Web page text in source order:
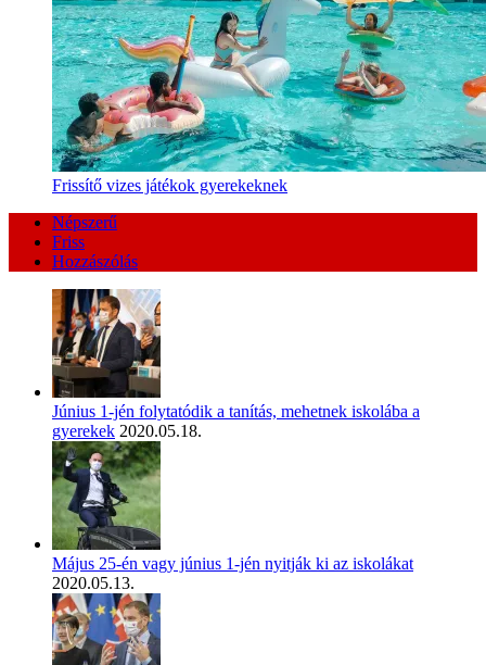
Frissítő vizes játékok gyerekeknek
Népszerű
Friss
Hozzászólás
Június 1-jén folytatódik a tanítás, mehetnek iskolába a
gyerekek 2020.05.18.
Május 25-én vagy június 1-jén nyitják ki az iskolákat
2020.05.13.